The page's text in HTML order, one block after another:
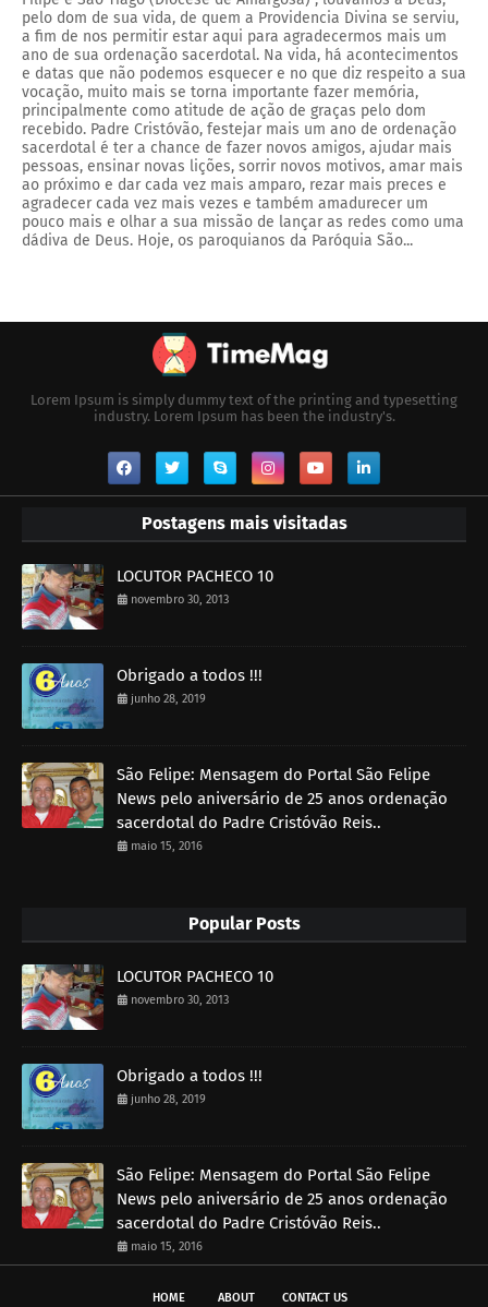
pelo dom de sua vida, de quem a Providencia Divina se serviu,
a fim de nos permitir estar aqui para agradecermos mais um
ano de sua ordenação sacerdotal. Na vida, há acontecimentos
e datas que não podemos esquecer e no que diz respeito a sua
vocação, muito mais se torna importante fazer memória,
principalmente como atitude de ação de graças pelo dom
recebido. Padre Cristóvão, festejar mais um ano de ordenação
sacerdotal é ter a chance de fazer novos amigos, ajudar mais
pessoas, ensinar novas lições, sorrir novos motivos, amar mais
ao próximo e dar cada vez mais amparo, rezar mais preces e
agradecer cada vez mais vezes e também amadurecer um
pouco mais e olhar a sua missão de lançar as redes como uma
dádiva de Deus. Hoje, os paroquianos da Paróquia São...
Lorem Ipsum is simply dummy text of the printing and typesetting
industry. Lorem Ipsum has been the industry's.
Postagens mais visitadas
LOCUTOR PACHECO 10
novembro 30, 2013
Obrigado a todos !!!
junho 28, 2019
São Felipe: Mensagem do Portal São Felipe
News pelo aniversário de 25 anos ordenação
sacerdotal do Padre Cristóvão Reis..
maio 15, 2016
Popular Posts
LOCUTOR PACHECO 10
novembro 30, 2013
Obrigado a todos !!!
junho 28, 2019
São Felipe: Mensagem do Portal São Felipe
News pelo aniversário de 25 anos ordenação
sacerdotal do Padre Cristóvão Reis..
maio 15, 2016
HOME ABOUT CONTACT US